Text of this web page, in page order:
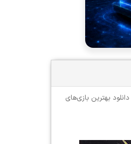
دانلود بهترین بازی‌های